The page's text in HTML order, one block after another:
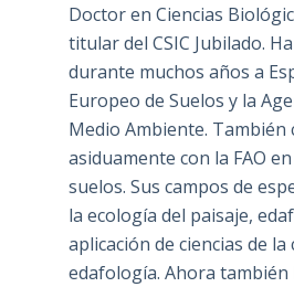
Doctor en Ciencias
titular del CSIC Jubilado.
durante muchos años a
Europeo de Suelos y la
Medio Ambiente. También
asiduamente con la FAO
suelos. Sus campos de
la ecología del paisaje,
aplicación de ciencias de la
edafología. Ahora también